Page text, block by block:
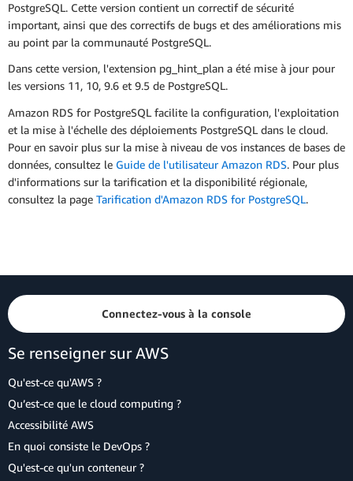
PostgreSQL. Cette version contient un correctif de sécurité
important, ainsi que des correctifs de bugs et des améliorations mis
au point par la communauté PostgreSQL.
Dans cette version, l'extension pg_hint_plan a été mise à jour pour
les versions 11, 10, 9.6 et 9.5 de PostgreSQL.
Amazon RDS for PostgreSQL facilite la configuration, l'exploitation
et la mise à l'échelle des déploiements PostgreSQL dans le cloud.
Pour en savoir plus sur la mise à niveau de vos instances de bases de
données, consultez le Guide de l'utilisateur Amazon RDS. Pour plus
d'informations sur la tarification et la disponibilité régionale,
consultez la page Tarification d'Amazon RDS for PostgreSQL.
Connectez-vous à la console
Se renseigner sur AWS
Qu'est-ce qu'AWS ?
Qu’est-ce que le cloud computing ?
Accessibilité AWS
En quoi consiste le DevOps ?
Qu'est-ce qu'un conteneur ?